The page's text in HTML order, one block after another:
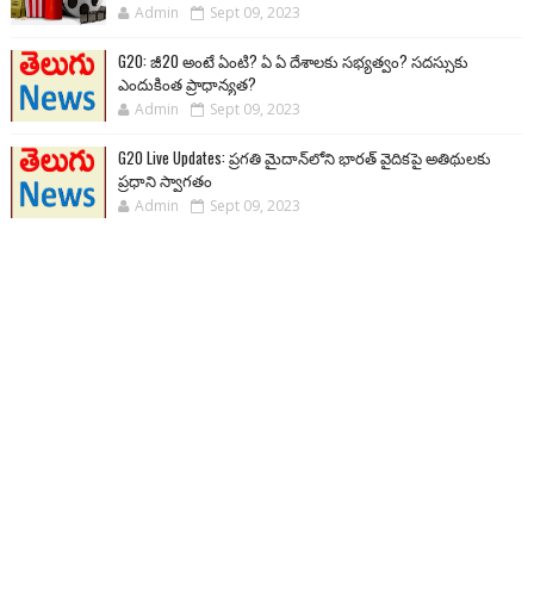
Admin Sept 09, 2023
G20: జీ20 అంటే ఏంటి? ఏ ఏ దేశాలకు సభ్యత్వం? సదస్సుకు
ఎందుకింత ప్రాధాన్యత?
Admin Sept 09, 2023
G20 Live Updates: ప్రగతి మైదాన్‌లోని భారత్ వైదికపై అతిథులకు
ప్రధాని స్వాగతం
Admin Sept 09, 2023